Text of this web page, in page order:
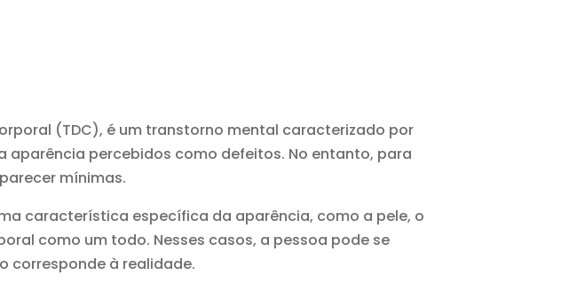
(TDC), é um transtorno mental caracterizado por
percebidos como defeitos. No entanto, para
mínimas.
característica específica da aparência, como a pele, o
como um todo. Nesses casos, a pessoa pode se
corresponde à realidade.